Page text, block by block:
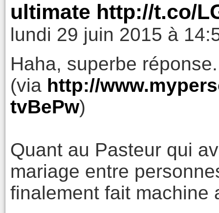
ultimate http://t.co/
lundi 29 juin 2015 à
Haha, superbe
(via http://
tvBePw)
Quant au Pasteur qui
mariage entre
finalement fait machine